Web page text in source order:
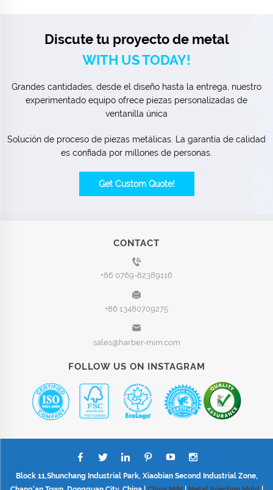
Discute tu proyecto de metal
WITH US TODAY!
Grandes cantidades, desde el diseño hasta la entrega, nuestro
experimentado equipo ofrece piezas personalizadas de
ventanilla única
Solución de proceso de piezas metálicas. La garantía de calidad
es confiada por millones de personas.
Get Custom Quote!
CONTACT
+86 0769-82389116
+86 13480709275
sales@harber-mim.com
FOLLOW US ON INSTAGRAM
Block 11,Shunchang Industrial Park, Xiaobian Second Industrial Zone,